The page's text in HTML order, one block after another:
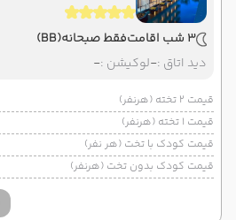
3 شب اقامت فقط صبحانه(BB)
دید اتاق :-لوکیشن :-
قیمت 2 تخته (هرنفر)
قیمت 1 تخته (هرنفر)
قیمت کودک با تخت (هر نفر)
قیمت کودک بدون تخت (هرنفر)